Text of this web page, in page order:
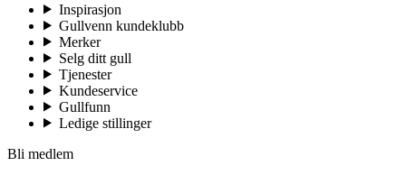
Inspirasjon
Gullvenn kundeklubb
Merker
Selg ditt gull
Tjenester
Kundeservice
Gullfunn
Ledige stillinger
Bli medlem